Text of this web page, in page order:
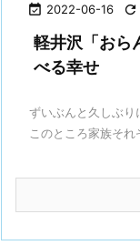
 2022-06-16 
軽井沢「おら
べる幸せ
ずいぶんと久しぶり
このところ家族そ